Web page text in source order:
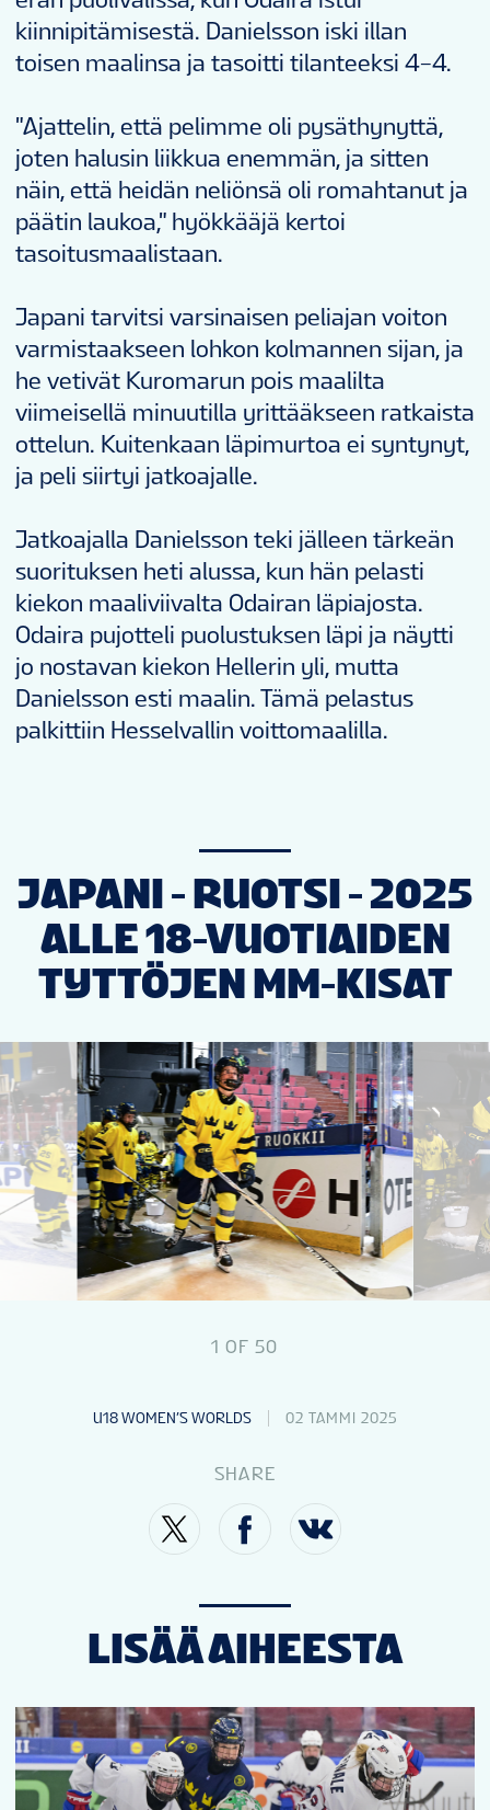
kiinnipitämisestä. Danielsson iski illan
toisen maalinsa ja tasoitti tilanteeksi 4–4.
"Ajattelin, että pelimme oli pysäthynyttä,
joten halusin liikkua enemmän, ja sitten
näin, että heidän neliönsä oli romahtanut ja
päätin laukoa," hyökkääjä kertoi
tasoitusmaalistaan.
Japani tarvitsi varsinaisen peliajan voiton
varmistaakseen lohkon kolmannen sijan, ja
he vetivät Kuromarun pois maalilta
viimeisellä minuutilla yrittääkseen ratkaista
ottelun. Kuitenkaan läpimurtoa ei syntynyt,
ja peli siirtyi jatkoajalle.
Jatkoajalla Danielsson teki jälleen tärkeän
suorituksen heti alussa, kun hän pelasti
kiekon maaliviivalta Odairan läpiajosta.
Odaira pujotteli puolustuksen läpi ja näytti
jo nostavan kiekon Hellerin yli, mutta
Danielsson esti maalin. Tämä pelastus
palkittiin Hesselvallin voittomaalilla.
JAPANI - RUOTSI - 2025
ALLE 18-VUOTIAIDEN
TYTTÖJEN MM-KISAT
1 OF 50
U18 WOMEN’S WORLDS 02 TAMMI 2025
SHARE
LISÄÄ AIHEESTA